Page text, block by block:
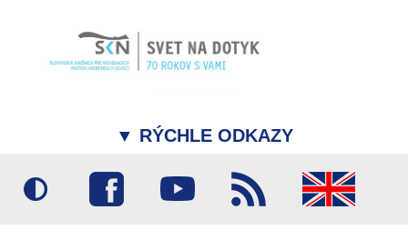
▼ RÝCHLE ODKAZY